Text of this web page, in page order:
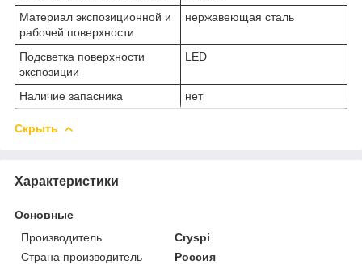
Материал экспозиционной и
рабочей поверхности
нержавеющая сталь
Подсветка поверхности
экспозиции
LED
Наличие запасника нет
Скрыть
Характеристики
Основные
Производитель
Cryspi
Страна производитель
Россия